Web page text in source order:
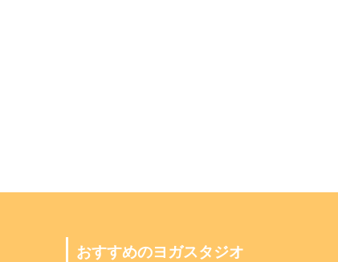
おすすめのヨガスタジオ